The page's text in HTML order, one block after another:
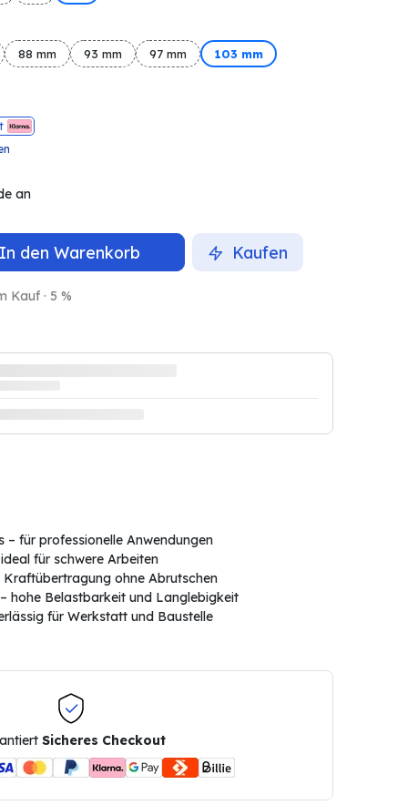
88 mm 93 mm 97 mm 103 mm
an
In den Warenkorb Kaufen
Kauf · 5 %
– für professionelle Anwendungen
für schwere Arbeiten
ohne Abrutschen
hohe Belastbarkeit und Langlebigkeit
für Werkstatt und Baustelle
Sicheres Checkout